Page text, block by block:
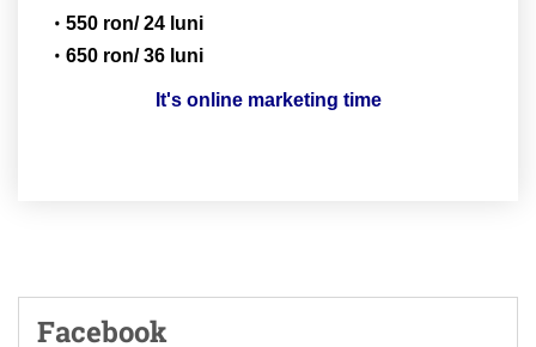
550 ron/ 24 luni
650 ron/ 36 luni
It's online marketing time
Facebook